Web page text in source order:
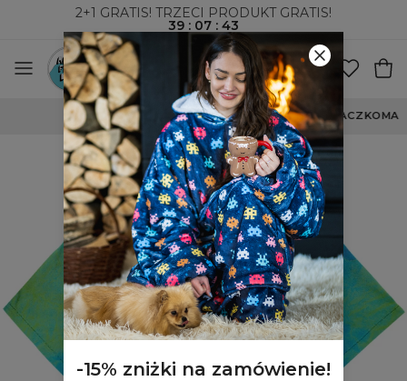
2+1 GRATIS! TRZECI PRODUKT GRATIS!
39 : 07 : 43
WYSYŁKA ZA POBRANIEM I DO PACZKOMATÓW
-15% zniżki na zamówienie!